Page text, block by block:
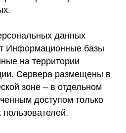
данных
Информационные базы
на территории
Сервера размещены в
зоне – в отдельном
доступом только